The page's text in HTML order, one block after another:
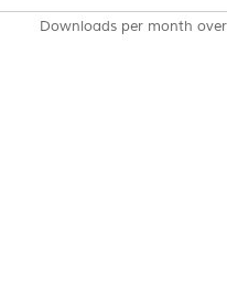
Downloads per month